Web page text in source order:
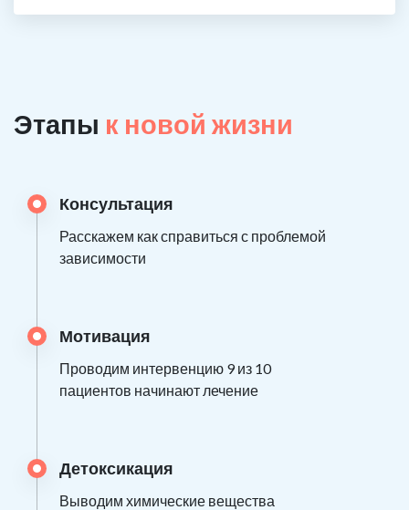
Этапы к новой жизни
Консультация
Расскажем как справиться с проблемой
зависимости
Мотивация
Проводим интервенцию 9 из 10
пациентов начинают лечение
Детоксикация
Выводим химические вещества